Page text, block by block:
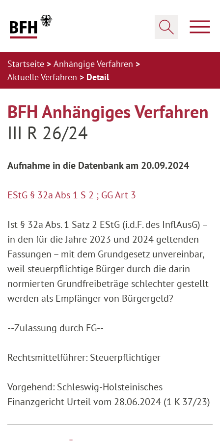
Startseite
Anhängige Verfahren
Aktuelle Verfahren
Detail
BFH Anhängiges Verfahren
III R 26/24
Aufnahme in die Datenbank am 20.09.2024
EStG § 32a Abs 1 S 2 ; GG Art 3
Ist § 32a Abs. 1 Satz 2 EStG (i.d.F. des InflAusG) –
in den für die Jahre 2023 und 2024 geltenden
Fassungen – mit dem Grundgesetz unvereinbar,
weil steuerpflichtige Bürger durch die darin
normierten Grundfreibeträge schlechter gestellt
werden als Empfänger von Bürgergeld?
--Zulassung durch FG--
Rechtsmittelführer: Steuerpflichtiger
Vorgehend: Schleswig-Holsteinisches
Finanzgericht Urteil vom 28.06.2024 (1 K 37/23)